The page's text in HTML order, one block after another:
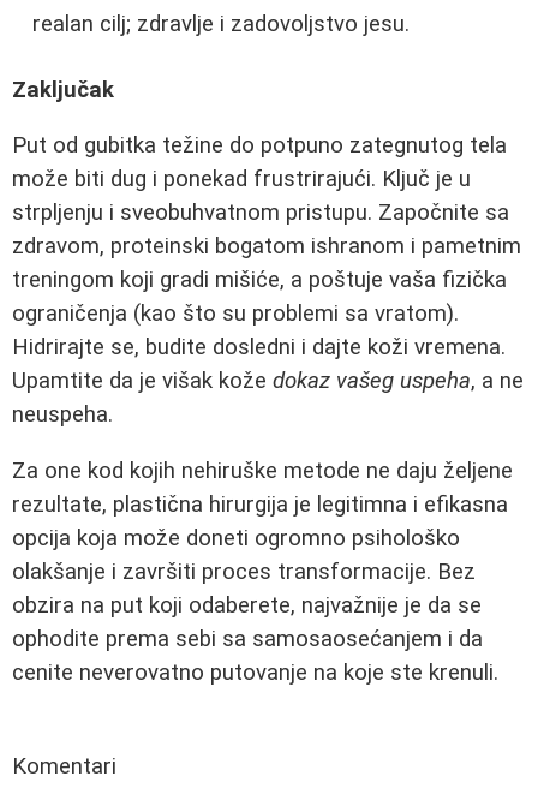
realan cilj; zdravlje i zadovoljstvo jesu.
Zaključak
Put od gubitka težine do potpuno zategnutog tela
može biti dug i ponekad frustrirajući. Ključ je u
strpljenju i sveobuhvatnom pristupu. Započnite sa
zdravom, proteinski bogatom ishranom i pametnim
treningom koji gradi mišiće, a poštuje vaša fizička
ograničenja (kao što su problemi sa vratom).
Hidrirajte se, budite dosledni i dajte koži vremena.
Upamtite da je višak kože dokaz vašeg uspeha, a ne
neuspeha.
Za one kod kojih nehiruške metode ne daju željene
rezultate, plastična hirurgija je legitimna i efikasna
opcija koja može doneti ogromno psihološko
olakšanje i završiti proces transformacije. Bez
obzira na put koji odaberete, najvažnije je da se
ophodite prema sebi sa samosaosećanjem i da
cenite neverovatno putovanje na koje ste krenuli.
Komentari